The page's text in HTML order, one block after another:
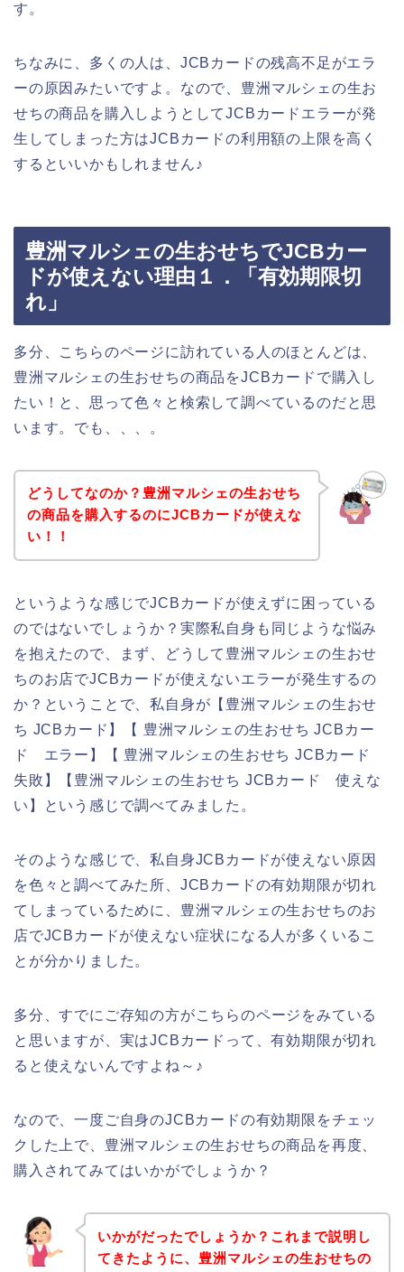
す。
ちなみに、多くの人は、JCBカードの残高不足がエラ
ーの原因みたいですよ。なので、豊洲マルシェの生お
せちの商品を購入しようとしてJCBカードエラーが発
生してしまった方はJCBカードの利用額の上限を高く
するといいかもしれません♪
豊洲マルシェの生おせちでJCBカー
ドが使えない理由１．「有効期限切
れ」
多分、こちらのページに訪れている人のほとんどは、
豊洲マルシェの生おせちの商品をJCBカードで購入し
たい！と、思って色々と検索して調べているのだと思
います。でも、、、。
どうしてなのか？豊洲マルシェの生おせち
の商品を購入するのにJCBカードが使えな
い！！
というような感じでJCBカードが使えずに困っている
のではないでしょうか？実際私自身も同じような悩み
を抱えたので、まず、どうして豊洲マルシェの生おせ
ちのお店でJCBカードが使えないエラーが発生するの
か？ということで、私自身が【豊洲マルシェの生おせ
ち JCBカード】【 豊洲マルシェの生おせち JCBカー
ド エラー】【 豊洲マルシェの生おせち JCBカード
失敗】【豊洲マルシェの生おせち JCBカード 使えな
い】という感じで調べてみました。
そのような感じで、私自身JCBカードが使えない原因
を色々と調べてみた所、JCBカードの有効期限が切れ
てしまっているために、豊洲マルシェの生おせちのお
店でJCBカードが使えない症状になる人が多くいるこ
とが分かりました。
多分、すでにご存知の方がこちらのページをみている
と思いますが、実はJCBカードって、有効期限が切れ
ると使えないんですよね～♪
なので、一度ご自身のJCBカードの有効期限をチェッ
クした上で、豊洲マルシェの生おせちの商品を再度、
購入されてみてはいかがでしょうか？
いかがだったでしょうか？これまで説明し
てきたように、豊洲マルシェの生おせちの